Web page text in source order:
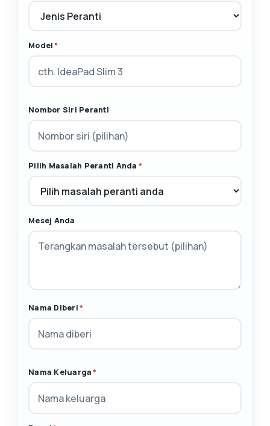
Model*
Nombor Siri Peranti
Pilih Masalah Peranti Anda *
Mesej Anda
Nama Diberi*
Nama Keluarga*